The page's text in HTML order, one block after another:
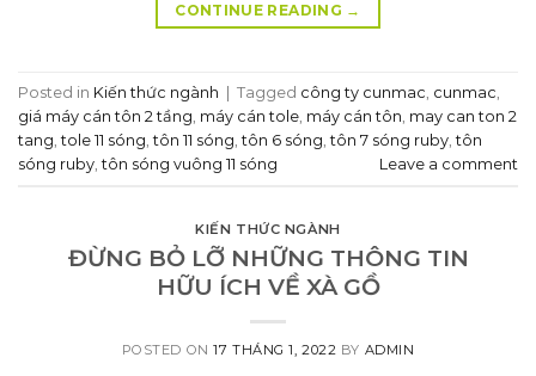
CONTINUE READING →
Posted in Kiến thức ngành | Tagged công ty cunmac cunmac
giá máy cán tôn 2 tầng máy cán tole máy cán tôn may can ton 2
tang ,tole 11 sóng ,tôn 11 sóng ,tôn 6 sóng ,tôn 7 sóng ruby ,tôn
sóng ruby ,tôn sóng vuông 11 sóng Leave a comment
KIẾN THỨC NGÀNH
ĐỪNG BỎ LỠ NHỮNG THÔNG TIN
HỮU ÍCH VỀ XÀ GỒ
POSTED ON17 THÁNG 1, 2022 BY ADMIN